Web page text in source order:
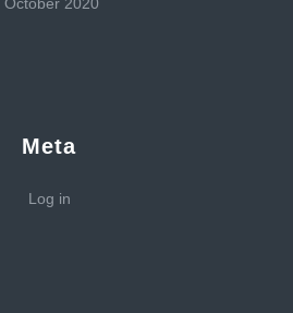
October 2020
Meta
Log in